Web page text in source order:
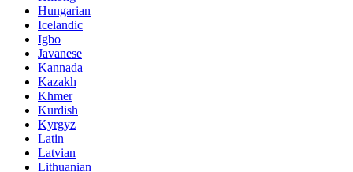
Hungarian
Icelandic
Igbo
Javanese
Kannada
Kazakh
Khmer
Kurdish
Kyrgyz
Latin
Latvian
Lithuanian